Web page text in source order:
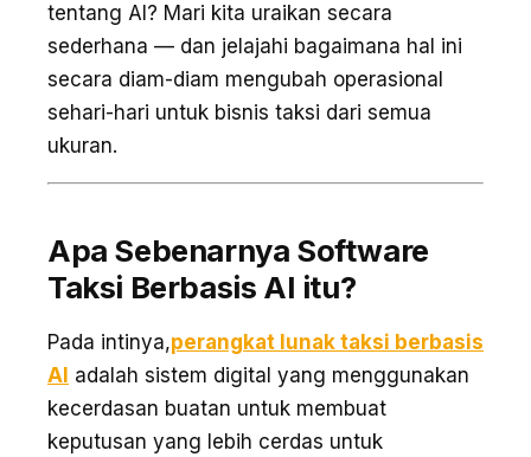
tentang AI? Mari kita uraikan secara
sederhana — dan jelajahi bagaimana hal ini
secara diam-diam mengubah operasional
sehari-hari untuk bisnis taksi dari semua
ukuran.
Apa Sebenarnya Software
Taksi Berbasis AI itu?
Pada intinya,perangkat lunak taksi berbasis
AI adalah sistem digital yang menggunakan
kecerdasan buatan untuk membuat
keputusan yang lebih cerdas untuk